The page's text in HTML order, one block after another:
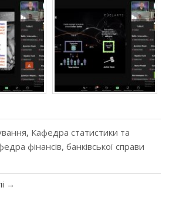
, Кафедра статистики та
фінансів, банківської справи
→